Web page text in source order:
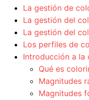
La gestión de
La gestión del
La gestión del
Los perfiles de
Introducción a la
Qué es
Magnitudes
Magnitudes